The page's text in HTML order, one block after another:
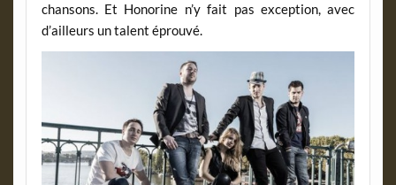
chansons. Et Honorine n’y fait pas exception, avec
d’ailleurs un talent éprouvé.